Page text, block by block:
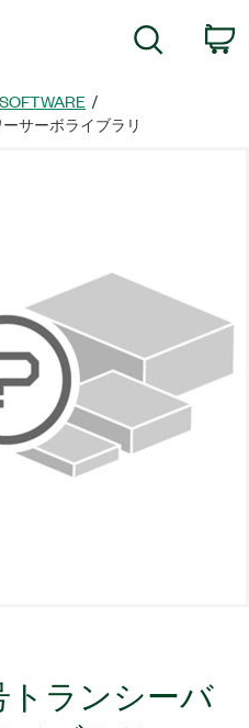
サーボライブラリ
トラ ンシーバ